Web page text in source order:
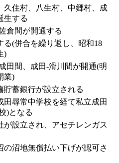
久住村、八生村、中郷村、成
生する
倉間が開通する
る(併合を繰り返し、昭和18
)
田間、成田-滑川間が開通(明
業)
貯蓄銀行が設立される
田尋常中学校を経て私立成田
)となる
が設立され、アセチレンガス
の沼地無償払い下げが認可さ